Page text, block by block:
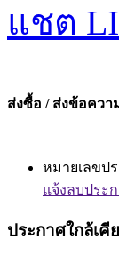
แชต
ส่งซื้อ / ส่งข้อควา
หมายเลขปร
แจ้งลบประ
ประกาศใกล้เคี